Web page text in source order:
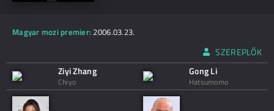
Magyar mozi premier: 2006.03.23.
SZEREPLŐK
Ziyi Zhang
Chiyo
Gong Li
Hatsumomo